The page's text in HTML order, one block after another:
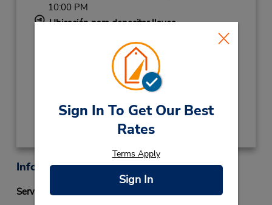
Sign In To Get Our Best
Rates
Terms Apply
Sign In
10:00 PM
Ubicación para depositar llaves
Si llega en avión, el mostrador de alquiler se
encuentra dentro de la terminal con una
caminata corta hasta el estacionamiento.
Obtener direcciones
Información sobre la oficina
Servicio Fastbreak